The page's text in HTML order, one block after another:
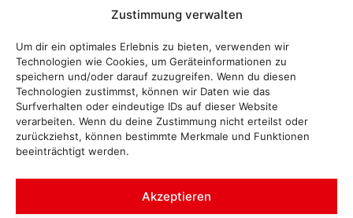
Zustimmung verwalten
Um dir ein optimales Erlebnis zu bieten, verwenden wir
Technologien wie Cookies, um Geräteinformationen zu
speichern und/oder darauf zuzugreifen. Wenn du diesen
Technologien zustimmst, können wir Daten wie das
Surfverhalten oder eindeutige IDs auf dieser Website
verarbeiten. Wenn du deine Zustimmung nicht erteilst oder
zurückziehst, können bestimmte Merkmale und Funktionen
beeinträchtigt werden.
Akzeptieren